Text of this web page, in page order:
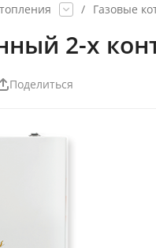
/ Газовые
2-х
Поделиться